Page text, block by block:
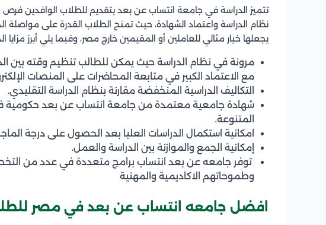
تتميز الدراسة في جامعة انتساب عن بعد بتقديم للطلاب الوافدين فرص
نظام الدراسة واعتماد الشهادة، حيث تمنح الطلاب القدرة على مواصلة
يجعلها خيار مثالي للعاملين أو المقيمين خارج مصر، وفيما يلي أبرز
مرونة في نظام الدراسة حيث يمكن للطالب تنظيم وقته بين
مع الاعتماد الكبير في متابعة المحاضرات على المنصات
التكاليف الدراسية المنخفضة مقارنة بنظام الدراسة التقليدي.
شهادة جامعية معتمدة من جامعة انتساب عن بعد
المتنوعة.
امكانية استكمال الدراسات العليا بعد الحصول على درجة
إمكانية الجمع والموازنة بين الدراسة والعمل.
توفر جامعه عن بعد انتساب برامج متعددة في عدد من
وطموحاتهم الاكاديمية والمهنية
افضل جامعه انتساب عن بعد في مصر